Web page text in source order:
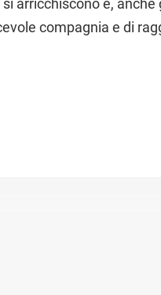
arricchiscono e,
compagnia e di